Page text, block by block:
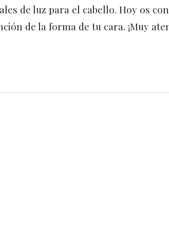
de luz para el cabello. Hoy os
de la forma de tu cara. ¡Muy